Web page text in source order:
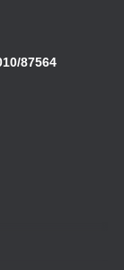
87564